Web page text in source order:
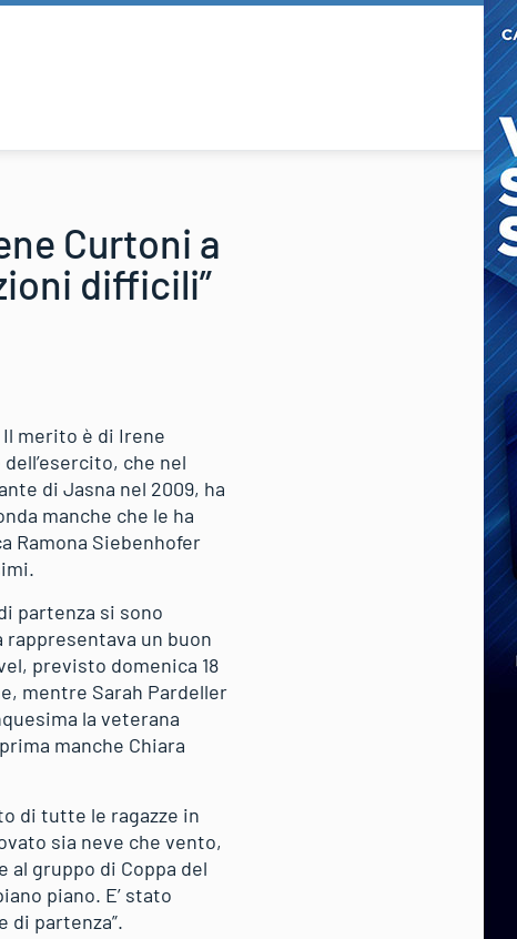
Curtoni a
difficili”
Il merito è di Irene
che nel
di Jasna nel 2009, ha
manche che le ha
Ramona Siebenhofer
partenza si sono
un buon
previsto domenica 18
mentre Sarah Pardeller
la veterana
manche Chiara
di tutte le ragazze in
sia neve che vento,
gruppo di Coppa del
piano. E’ stato
partenza”.